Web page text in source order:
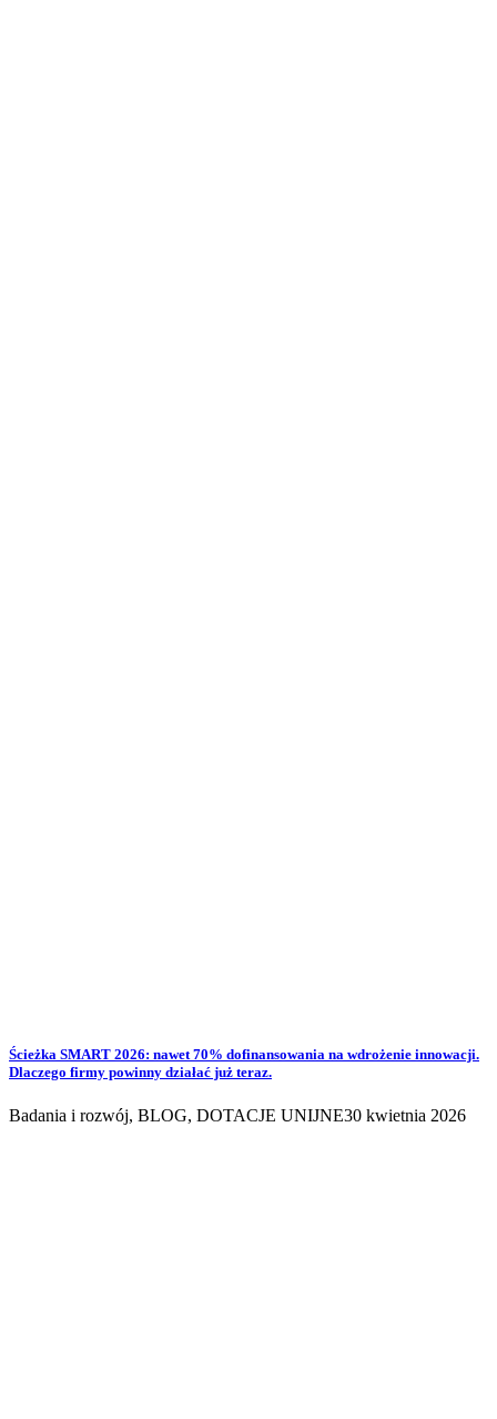
Ścieżka SMART 2026: nawet 70% dofinansowania na wdrożenie innowacji.
Dlaczego firmy powinny działać już teraz.
Badania i rozwój, BLOG, DOTACJE UNIJNE30 kwietnia 2026